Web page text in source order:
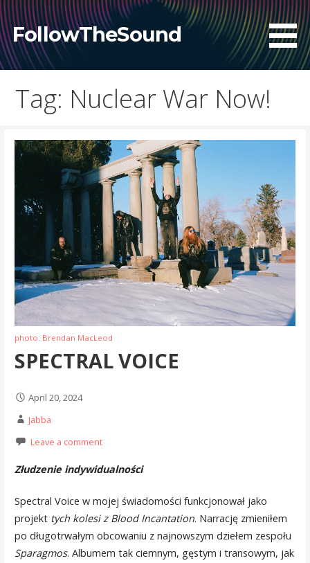
Skip
to
content
FollowTheSound
Tag: Nuclear War Now!
photo: Brendan MacLeod
SPECTRAL VOICE
April 20, 2024
Jabba
Leave a comment
Złudzenie indywidualności
Spectral Voice w mojej świadomości funkcjonował jako
projekt tych kolesi z Blood Incantation. Narrację zmieniłem
po długotrwałym obcowaniu z najnowszym dziełem zespołu
Sparagmos. Albumem tak ciemnym, gęstym i transowym, jak